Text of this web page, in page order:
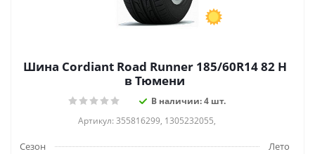
Шина Cordiant Road Runner 185/60R14 82 H
в Тюмени
В наличии: 4 шт.
Артикул: 355816299, 1305232055,
Сезон
Лето